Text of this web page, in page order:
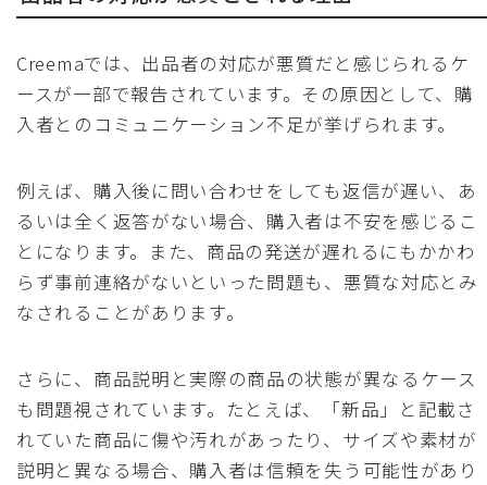
Creemaでは、出品者の対応が悪質だと感じられるケ
ースが一部で報告されています。その原因として、購
入者とのコミュニケーション不足が挙げられます。
例えば、購入後に問い合わせをしても返信が遅い、あ
るいは全く返答がない場合、購入者は不安を感じるこ
とになります。また、商品の発送が遅れるにもかかわ
らず事前連絡がないといった問題も、悪質な対応とみ
なされることがあります。
さらに、商品説明と実際の商品の状態が異なるケース
も問題視されています。たとえば、「新品」と記載さ
れていた商品に傷や汚れがあったり、サイズや素材が
説明と異なる場合、購入者は信頼を失う可能性があり